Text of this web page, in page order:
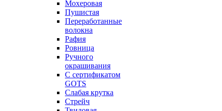
Мохеровая
Пушистая
Переработанные
волокна
Рафия
Ровница
Ручного
окрашивания
С сертификатом
GOTS
Слабая крутка
Стрейч